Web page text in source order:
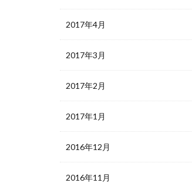
2017年4月
2017年3月
2017年2月
2017年1月
2016年12月
2016年11月